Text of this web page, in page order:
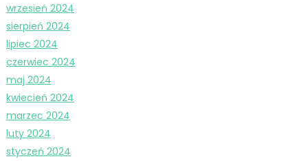
wrzesień 2024
sierpień 2024
lipiec 2024
czerwiec 2024
maj 2024
kwiecień 2024
marzec 2024
luty 2024
styczeń 2024